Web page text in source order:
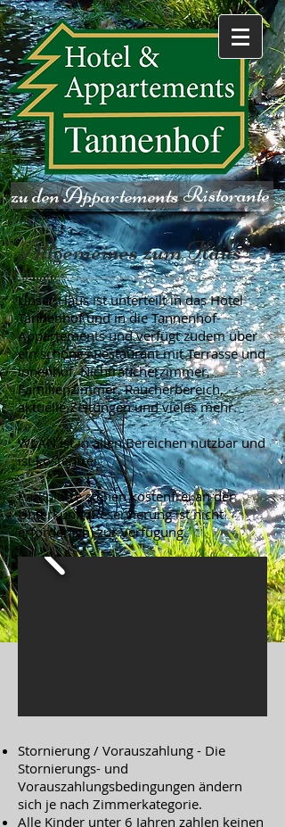
zum Ristorante
zu den Appartements
Allgemeines zum Haus
Unser Haus ist unterteilt in das Hotel
Tannenhof und in die Tannenhof-
Appartements und verfügt zudem über
ein schönes Restaurant mit Terrasse und
Innenhof, Nichtraucherzimmer,
Familienzimmer, Raucherbereich,
aktuelle Zeitungen und vieles mehr.
WLAN ist in allen Bereichen nutzbar und
ist kostenfrei.
Parkplätze stehen kostenfrei an der
Unterkunft (Reservierung ist nicht
erforderlich) zur Verfügung.
Stornierung / Vorauszahlung - Die
Stornierungs- und
Vorauszahlungsbedingungen ändern
sich je nach Zimmerkategorie.
Alle Kinder unter 6 Jahren zahlen keinen